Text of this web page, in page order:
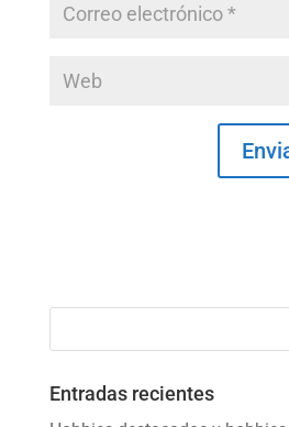
Entradas recientes